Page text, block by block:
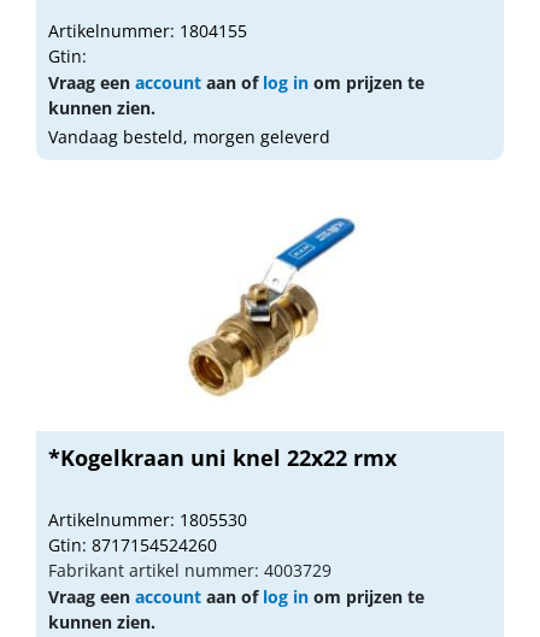
Artikelnummer: 1804155
Gtin:
Vraag een account aan of log in om prijzen te
kunnen zien.
Vandaag besteld, morgen geleverd
*Kogelkraan uni knel 22x22 rmx
Artikelnummer: 1805530
Gtin: 8717154524260
Fabrikant artikel nummer: 4003729
Vraag een account aan of log in om prijzen te
kunnen zien.